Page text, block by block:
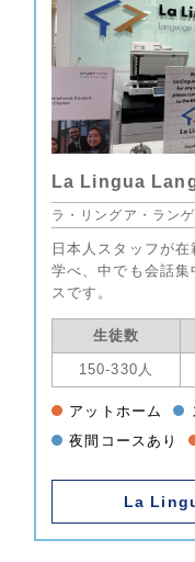
La Lingua
ラ・リングア・ラン
日本人スタッフが
学べ、中でも会話
スです。
生徒数
150-330人
アットホーム
夜間コースあり
La